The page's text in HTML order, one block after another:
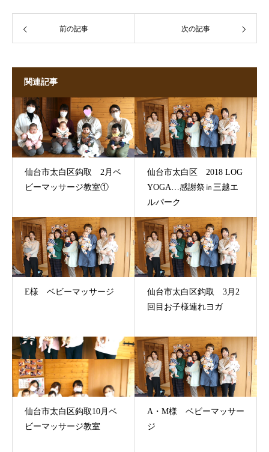
前の記事 次の記事
関連記事
仙台市太白区鈎取 2月ベ
ビーマッサージ教室①
仙台市太白区 2018 LOG
YOGA…感謝祭㏌三越エ
ルパーク
E様 ベビーマッサージ
仙台市太白区鈎取 3月2
回目お子様連れヨガ
仙台市太白区鈎取10月ベ
ビーマッサージ教室
A・M様 ベビーマッサー
ジ